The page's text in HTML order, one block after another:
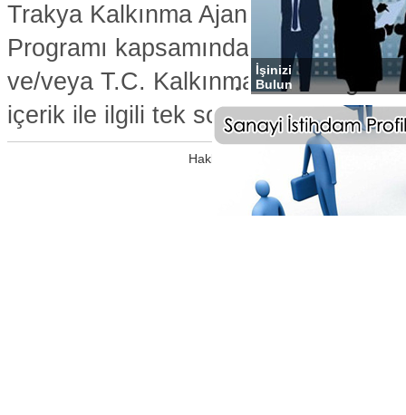
İşinizi
Bulun
Trakya Kalkınma Ajansı 2011 yılı
Programı kapsamında hazırlanan
ve/veya T.C. Kalkınma
içerik ile ilgili tek sorumluluk Çorlu
Hakkımızda Üye ve Kullanım